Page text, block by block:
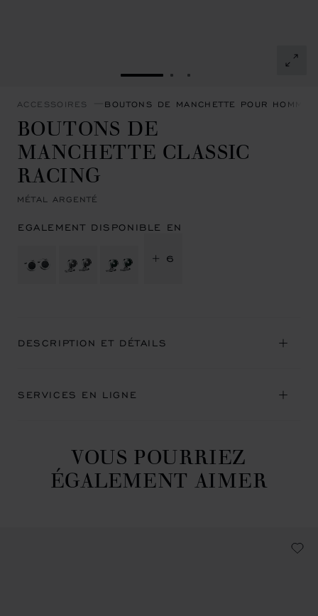
ALLER À LA DIAPOSITIVE 1
ALLER À LA
ALLER À LA
ACCESSOIRES BOUTONS DE MANCHETTE POUR HOMME
BOUTONS DE
MANCHETTE CLASSIC
RACING
MÉTAL ARGENTÉ
EGALEMENT DISPONIBLE EN
+ 6
DESCRIPTION ET DÉTAILS
SERVICES EN LIGNE
VOUS POURRIEZ
ÉGALEMENT AIMER